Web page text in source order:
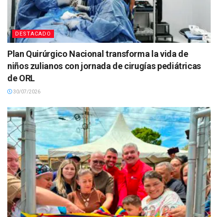
DESTACADO
Plan Quirúrgico Nacional transforma la vida de
niños zulianos con jornada de cirugías pediátricas
de ORL
30/07/2026